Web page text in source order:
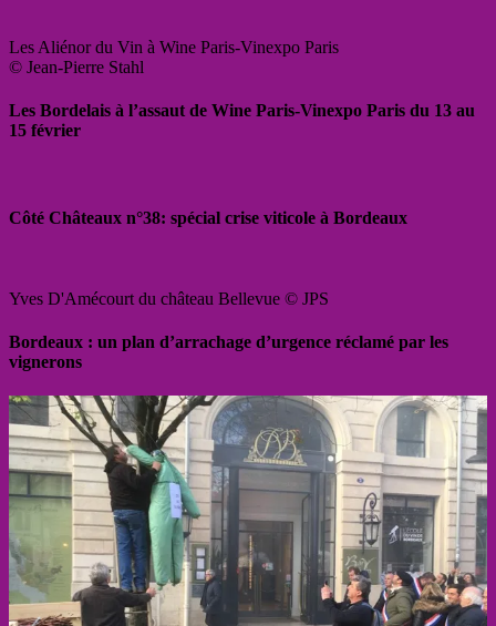
Les Aliénor du Vin à Wine Paris-Vinexpo Paris
© Jean-Pierre Stahl
Les Bordelais à l’assaut de Wine Paris-Vinexpo Paris du 13 au
15 février
Côté Châteaux n°38: spécial crise viticole à Bordeaux
Yves D'Amécourt du château Bellevue © JPS
Bordeaux : un plan d’arrachage d’urgence réclamé par les
vignerons